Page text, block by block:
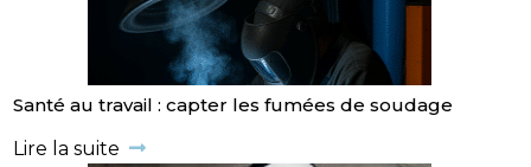
Santé au travail : capter les fumées de soudage
Lire la suite